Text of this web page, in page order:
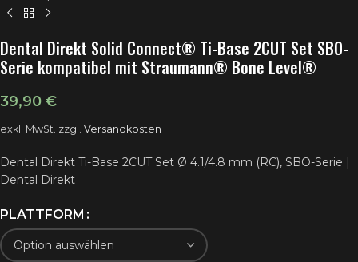
Dental Direkt Solid Connect® Ti-Base 2CUT Set SBO-
Serie kompatibel mit Straumann® Bone Level®
39,90 €
exkl. MwSt. zzgl. Versandkosten
Dental Direkt Ti-Base 2CUT Set Ø 4.1/4.8 mm (RC), SBO-Serie |
Dental Direkt
PLATTFORM